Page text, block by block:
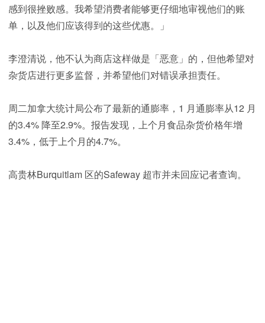
感到很挫败感。我希望消费者能够更仔细地审视他们的账
单，以及他们应该得到的这些优惠。」
李澄清说，他不认为商店这样做是「恶意」的，但他希望对
杂货店进行更多监督，并希望他们对错误承担责任。
周二加拿大统计局公布了最新的通膨率，1 月通膨率从12 月
的3.4% 降至2.9%。报告发现，上个月食品杂货价格年增
3.4%，低于上个月的4.7%。
高贵林Burquitlam 区的Safeway 超市并未回应记者查询。